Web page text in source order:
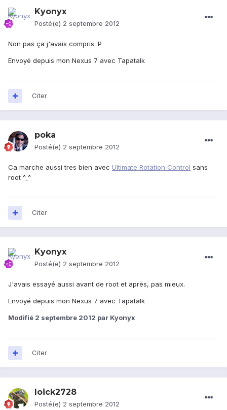
Kyonyx
Posté(e) 2 septembre 2012
Non pas ça j'avais compris :P
Envoyé depuis mon Nexus 7 avec Tapatalk
Citer
poka
Posté(e) 2 septembre 2012
Ca marche aussi tres bien avec Ultimate Rotation Control sans
root ^_^
Citer
Kyonyx
Posté(e) 2 septembre 2012
J'avais essayé aussi avant de root et après, pas mieux.
Envoyé depuis mon Nexus 7 avec Tapatalk
Modifié 2 septembre 2012 par Kyonyx
Citer
loick2728
Posté(e) 2 septembre 2012